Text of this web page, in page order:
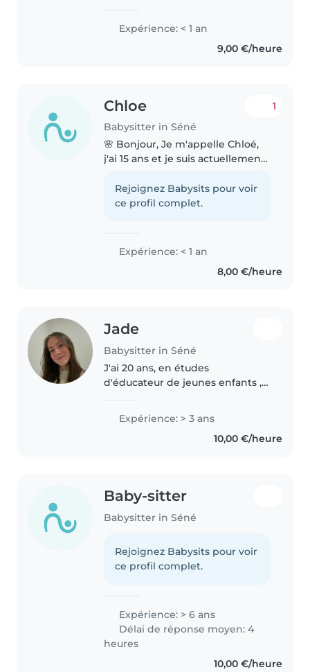
personnels. Je suis grande sœur
Expérience: < 1 an
9,00 €/heure
Chloe
Babysitter in Séné
1
🌸 Bonjour, Je m'appelle Chloé,
j'ai 15 ans et je suis actuellement
(Accompagnement, Soins et
Services à la Personne). Je
Rejoignez Babysits pour voir
ce profil complet.
Expérience: < 1 an
8,00 €/heure
Jade
Babysitter in Séné
J'ai 20 ans, en études
d'éducateur de jeunes enfants ,
dotée de 3 ans d'expérience
avec des enfants de tous âges. Je
suis certifiée en premiers
Expérience: > 3 ans
10,00 €/heure
Baby-sitter
Babysitter in Séné
Rejoignez Babysits pour voir
ce profil complet.
Expérience: > 6 ans
Délai de réponse moyen: 4
heures
10,00 €/heure